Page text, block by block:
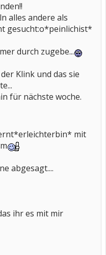
alles andere als
gesucht:o*peinlichist*
durch zugebe...
Klink und das sie
für nächste woche.
mit
abgesagt....
ihr es mit mir